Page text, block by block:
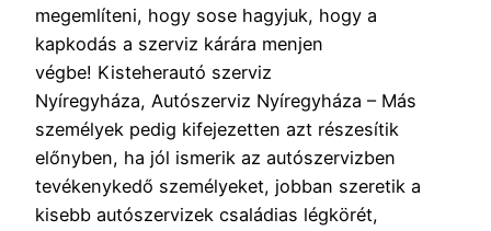
megemlíteni, hogy sose hagyjuk, hogy a
kapkodás a szerviz kárára menjen
végbe! Kisteherautó szerviz
Nyíregyháza, Autószerviz Nyíregyháza – Más
személyek pedig kifejezetten azt részesítik
előnyben, ha jól ismerik az autószervizben
tevékenykedő személyeket, jobban szeretik a
kisebb autószervizek családias légkörét,